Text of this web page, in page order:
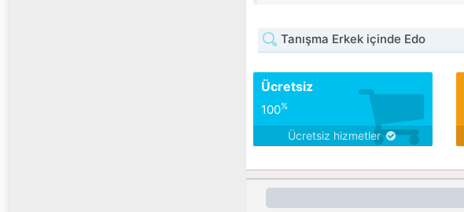
Tanışma Erkek içinde Edo
Ücretsiz
100%
Ücretsiz hizmetler